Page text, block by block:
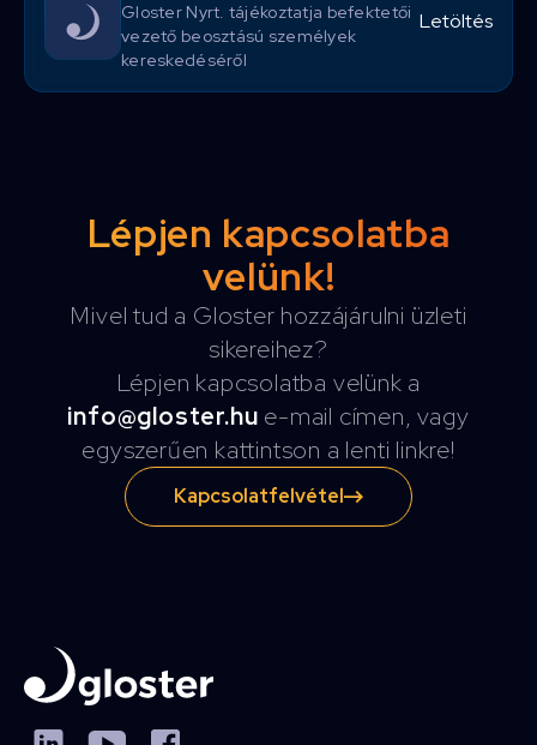
Gloster Nyrt. tájékoztatja befektetői
vezető beosztású személyek
kereskedéséről
Letöltés
Lépjen kapcsolatba
velünk!
Mivel tud a Gloster hozzájárulni üzleti
sikereihez?
Lépjen kapcsolatba velünk a
info@gloster.hu e-mail címen, vagy
egyszerűen kattintson a lenti linkre!
Kapcsolatfelvétel